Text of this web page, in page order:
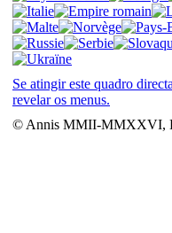
Se atingir este quadro
revelar os menus.
© Annis MMII-MMXXVI,